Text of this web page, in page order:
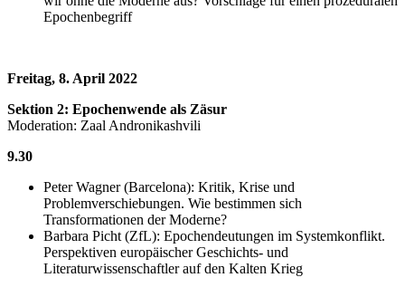
Epochenbegriff
Freitag, 8. April 2022
Sektion 2: Epochenwende als Zäsur
Moderation: Zaal Andronikashvili
9.30
Peter Wagner (Barcelona): Kritik, Krise und
Problemverschiebungen. Wie bestimmen sich
Transformationen der Moderne?
Barbara Picht (ZfL): Epochendeutungen im Systemkonflikt.
Perspektiven europäischer Geschichts- und
Literaturwissenschaftler auf den Kalten Krieg